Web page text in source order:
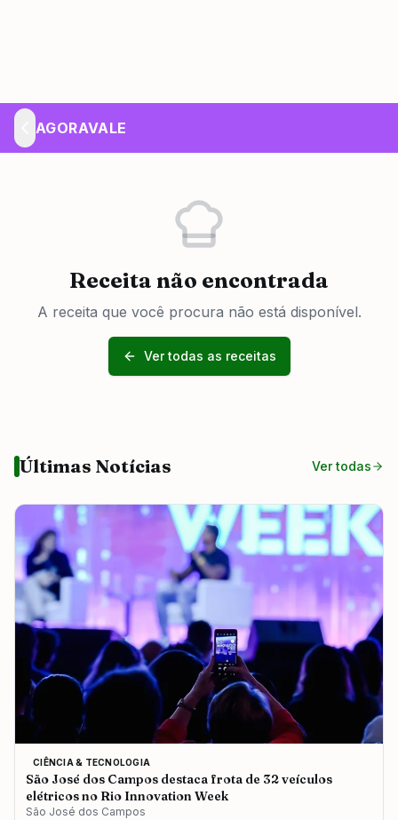
AGORAVALE
Receita não encontrada
A receita que você procura não está disponível.
Ver todas as receitas
Últimas Notícias Ver todas
CIÊNCIA & TECNOLOGIA
São José dos Campos destaca frota de 32 veículos
elétricos no Rio Innovation Week
São José dos Campos